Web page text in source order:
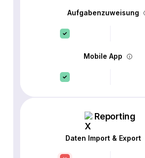
Aufgabenzuweisung
Mobile App
Reporting
Daten Import & Export